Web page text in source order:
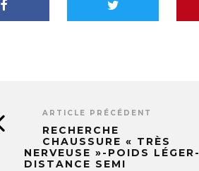
ARTICLE PRÉCÉDENT
RECHERCHE
CHAUSSURE « TRÈS
NERVEUSE »-POIDS LÉGER-
DISTANCE SEMI